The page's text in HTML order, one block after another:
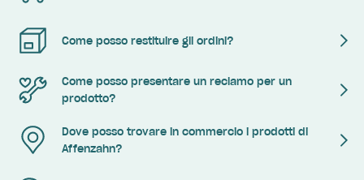
Come posso restituire gli ordini?
Come posso presentare un reclamo per un
prodotto?
Dove posso trovare in commercio i prodotti di
Affenzahn?